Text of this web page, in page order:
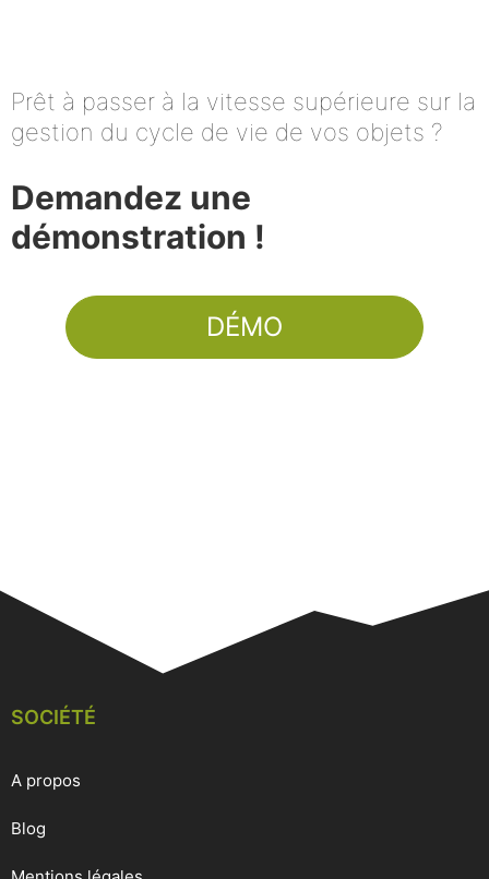
Prêt à passer à la vitesse supérieure sur la
gestion du cycle de vie de vos objets ?
Demandez une
démonstration !
DÉMO
SOCIÉTÉ
A propos
Blog